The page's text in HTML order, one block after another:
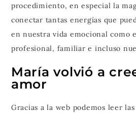
procedimiento, en especial la
conectar tantas energías que
en nuestra vida emocional como
profesional, familiar e incluso
María volvió a
amor
Gracias a la web podemos leer